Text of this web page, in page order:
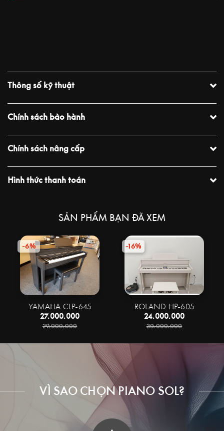
Thông số kỹ thuật
Chính sách bảo hành
Chính sách nâng cấp
Hình thức thanh toán
SẢN PHẨM BẠN ĐÃ XEM
-6%
YAMAHA CLP-645
27.000.000
29.000.000
-16%
ROLAND HP-605
24.000.000
30.000.000
VÌ SAO CHỌN PIANO SOL?